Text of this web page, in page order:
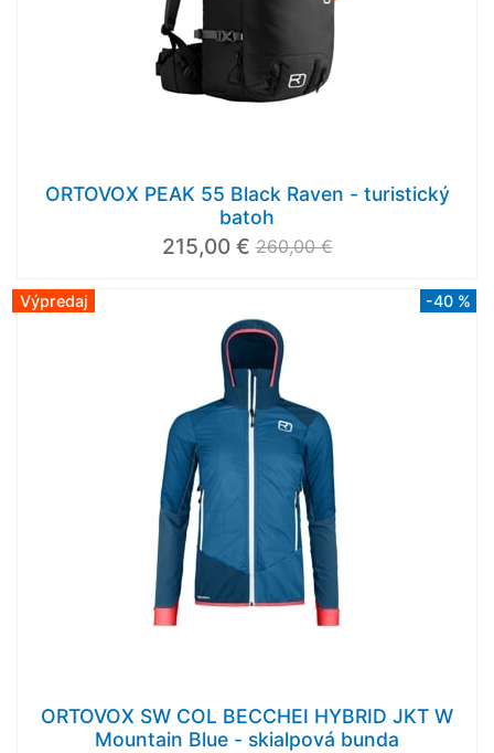
ORTOVOX PEAK 55 Black Raven - turistický
batoh
215,00 € 260,00 €
Výpredaj -40 %
ORTOVOX SW COL BECCHEI HYBRID JKT W
Mountain Blue - skialpová bunda